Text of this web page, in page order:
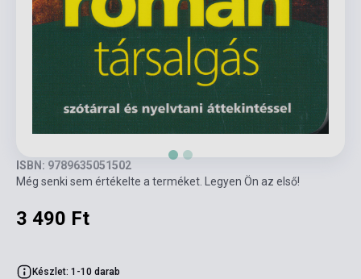
ISBN: 9789635051502
Még senki sem értékelte a terméket. Legyen Ön az első!
3 490 Ft
Készlet: 1-10 darab